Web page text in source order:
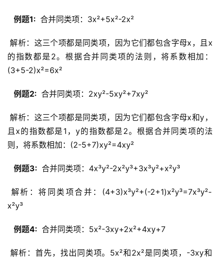
  例题1:
合并同类项：3x²+5x²-2x²
解析：这三个项都是同类项，因为它们都包含字母x，且x
的指数都是2。根据合并同类项的法则，将系数相加：
(3+5-2)x²=6x²
  例题2:
合并同类项：2xy²-5xy²+7xy²
解析：这三个项都是同类项，因为它们都包含字母x和y，
且x的指数都是1，y的指数都是2。根据合并同类项的法
则，将系数相加：(2-5+7)xy²=4xy²
  例题3:
合并同类项：4x³y²-2x²y³+3x³y²+x²y³
x²y³
  例题4:
合并同类项：5x²-3xy+2x²+4xy+7